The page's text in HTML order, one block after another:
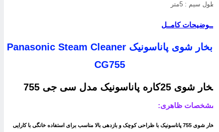
سیم : 5متر
کامــل
بخار شوی پاناسونیک Panasonic Steam Cleaner
CG755
شوی 25کاره پاناسونیک مدل سی جی 755
ظاهری:
بخار شوی 755 پاناسونیک با ظراحی کوچک و بازدهی بالا مناسب برای استفاده خانگی با کارایی